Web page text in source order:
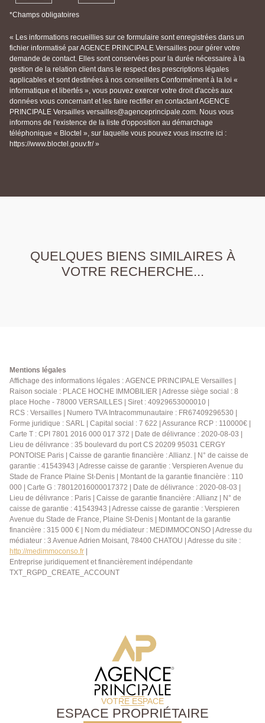
*Champs obligatoires
« Les informations recueillies sur ce formulaire sont enregistrées dans un
fichier informatisé par AGENCE PRINCIPALE Versailles pour gérer votre
demande de contact. Elles sont conservées pour la durée nécessaire à la
gestion de la relation client dans le respect des prescriptions légales
applicables et sont destinées à nos conseillers Conformément à la loi «
informatique et libertés », vous pouvez exercer votre droit d'accès aux
données vous concernant et les faire rectifier en contactant AGENCE
PRINCIPALE Versailles versailles@agenceprincipale.com. Nous vous
informons de l'existence de la liste d'opposition au démarchage
téléphonique « Bloctel », sur laquelle vous pouvez vous inscrire ici :
https://www.bloctel.gouv.fr/ »
QUELQUES BIENS SIMILAIRES À
VOTRE RECHERCHE...
Mentions légales
Affichage des informations légales : AGENCE PRINCIPALE Versailles |
Raison sociale : PLACE HOCHE IMMOBILIER | Adresse siège social : 8
place Hoche - 78000 VERSAILLES | Siret : 40929653000010 |
RCS : Versailles | Numero TVA Intracommunautaire : FR67409296530 |
Forme juridique : SARL | Capital social : 7 622 | Assurance RCP : 110000€ |
Carte T : CPI 7801 2016 000 017 372 | Date de délivrance : 2020-08-03 |
Lieu de délivrance : 35 boulevard du port CS 20209 95031 CERGY
PONTOISE Paris | Caisse de garantie financière : Allianz. | N° de caisse de
garantie : 41543943 | Adresse caisse de garantie : Verspieren Avenue du
Stade de France Plaine St-Denis | Montant de la garantie financière : 110
000 | Carte G : 78012016000017372 | Date de délivrance : 2020-08-03 |
Lieu de délivrance : Paris | Caisse de garantie financière : Allianz | N° de
caisse de garantie : 41543943 | Adresse caisse de garantie : Verspieren
Avenue du Stade de France, Plaine St-Denis | Montant de la garantie
financière : 315 000 € | Nom du médiateur : MEDIMMOCONSO | Adresse du
médiateur : 3 Avenue Adrien Moisant, 78400 CHATOU | Adresse du site :
http://medimmoconso.fr
Entreprise juridiquement et financièrement indépendante
TXT_RGPD_CREATE_ACCOUNT
VOTRE ESPACE
ESPACE PROPRIÉTAIRE